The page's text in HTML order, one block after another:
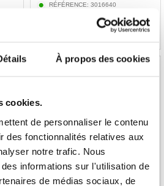
À propos des cookies
cookies.
de personnaliser le contenu
des fonctionnalités relatives aux
notre trafic. Nous
informations sur l'utilisation de
de médias sociaux, de
RÉFÉRENCE: 3016640
Z Flip3 5G - 930mAh
28,20EUR
RÉFÉRENCE:269871